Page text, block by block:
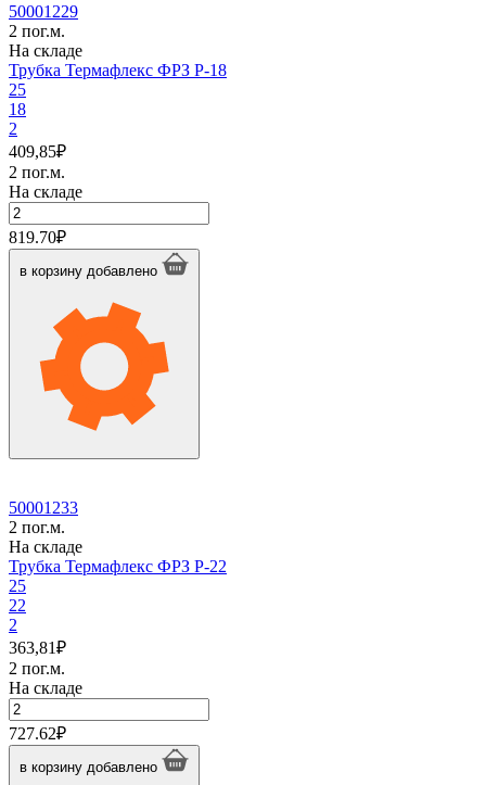
50001229
2 пог.м.
На складе
Трубка Термафлекс ФРЗ P-18
25
18
2
409,85₽
2 пог.м.
На складе
Количество
товара
Трубка
Термафлекс
819.70₽
в корзину добавлено
50001233
2 пог.м.
На складе
Трубка Термафлекс ФРЗ P-22
25
22
2
363,81₽
2 пог.м.
На складе
Количество
товара
Трубка
Термафлекс
727.62₽
в корзину добавлено